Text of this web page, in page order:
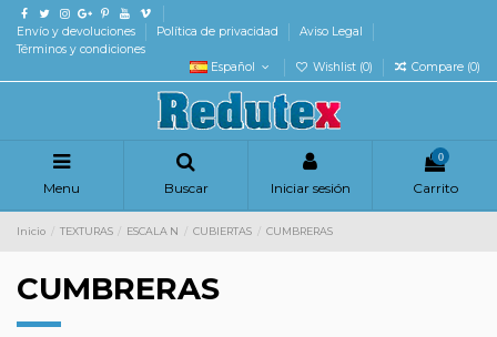
Envío y devoluciones Política de privacidad
Aviso Legal
Términos y condiciones
Español
Wishlist (0) Compare (0)
Menu Buscar Iniciar sesión
0
Carrito
Inicio TEXTURAS ESCALA N CUBIERTAS CUMBRERAS
CUMBRERAS